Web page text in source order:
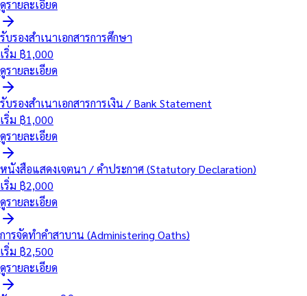
ดูรายละเอียด
รับรองสำเนาเอกสารการศึกษา
เริ่ม ฿1,000
ดูรายละเอียด
รับรองสำเนาเอกสารการเงิน / Bank Statement
เริ่ม ฿1,000
ดูรายละเอียด
หนังสือแสดงเจตนา / คำประกาศ (Statutory Declaration)
เริ่ม ฿2,000
ดูรายละเอียด
การจัดทำคำสาบาน (Administering Oaths)
เริ่ม ฿2,500
ดูรายละเอียด